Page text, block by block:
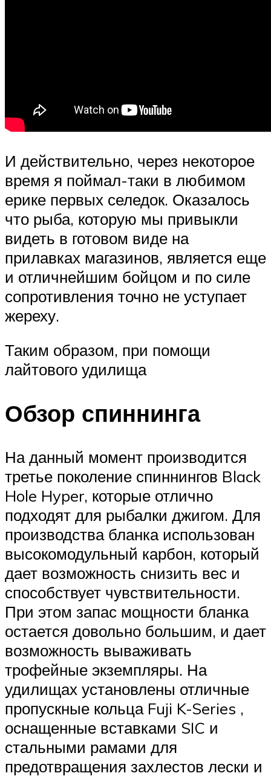
И действительно, через некоторое
время я поймал-таки в любимом
ерике первых селедок. Оказалось
что рыба, которую мы привыкли
видеть в готовом виде на
прилавках магазинов, является еще
и отличнейшим бойцом и по силе
сопротивления точно не уступает
жереху.
Таким образом, при помощи
лайтового удилища
Обзор спиннинга
На данный момент производится
третье поколение спиннингов Black
Hole Hyper, которые отлично
подходят для рыбалки джигом. Для
производства бланка использован
высокомодульный карбон, который
дает возможность снизить вес и
способствует чувствительности.
При этом запас мощности бланка
остается довольно большим, и дает
возможность вываживать
трофейные экземпляры. На
удилищах установлены отличные
пропускные кольца Fuji K-Series ,
оснащенные вставками SIC и
стальными рамами для
предотвращения захлестов лески и